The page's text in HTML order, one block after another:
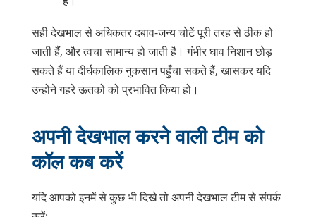
सही देखभाल से अधिकतर दबाव-जन्य चोटें पूरी तरह से ठीक हो
जाती हैं, और त्वचा सामान्य हो जाती है। गंभीर घाव निशान छोड़
सकते हैं या दीर्घकालिक नुकसान पहुँचा सकते हैं, खासकर यदि
उन्होंने गहरे ऊतकों को प्रभावित किया हो।
अपनी देखभाल करने वाली टीम को
कॉल कब करें
यदि आपको इनमें से कुछ भी दिखे तो अपनी देखभाल टीम से संपर्क